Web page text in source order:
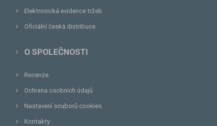
Elektronická evidence tržeb
Oficiální česká distribuce
O SPOLEČNOSTI
Recenze
Ochrana osobních údajů
Nastavení souborů cookies
Kontakty